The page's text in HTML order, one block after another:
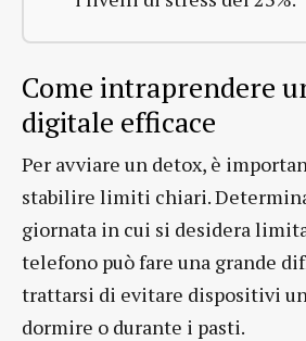
Come intraprendere
digitale efficace
Per avviare un detox, è
stabilire limiti chiari.
giornata in cui si desidera
telefono può fare una grande
trattarsi di evitare dispositivi
dormire o durante i pasti.